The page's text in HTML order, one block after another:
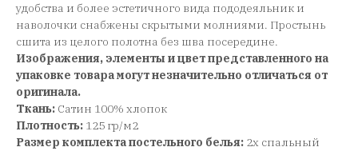
удобства и более эстетичного вида пододеяльник и
наволочки снабжены скрытыми молниями. Простынь
сшита из целого полотна без шва посередине.
Изображения, элементы и цвет представленного на
упаковке товара могут незначительно отличаться от
оригинала.
Ткань: Сатин 100% хлопок
Плотность: 125 гр/м2
Размер комплекта постельного белья: 2х спальный